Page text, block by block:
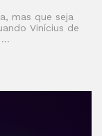
mas que seja
Vinícius de
…